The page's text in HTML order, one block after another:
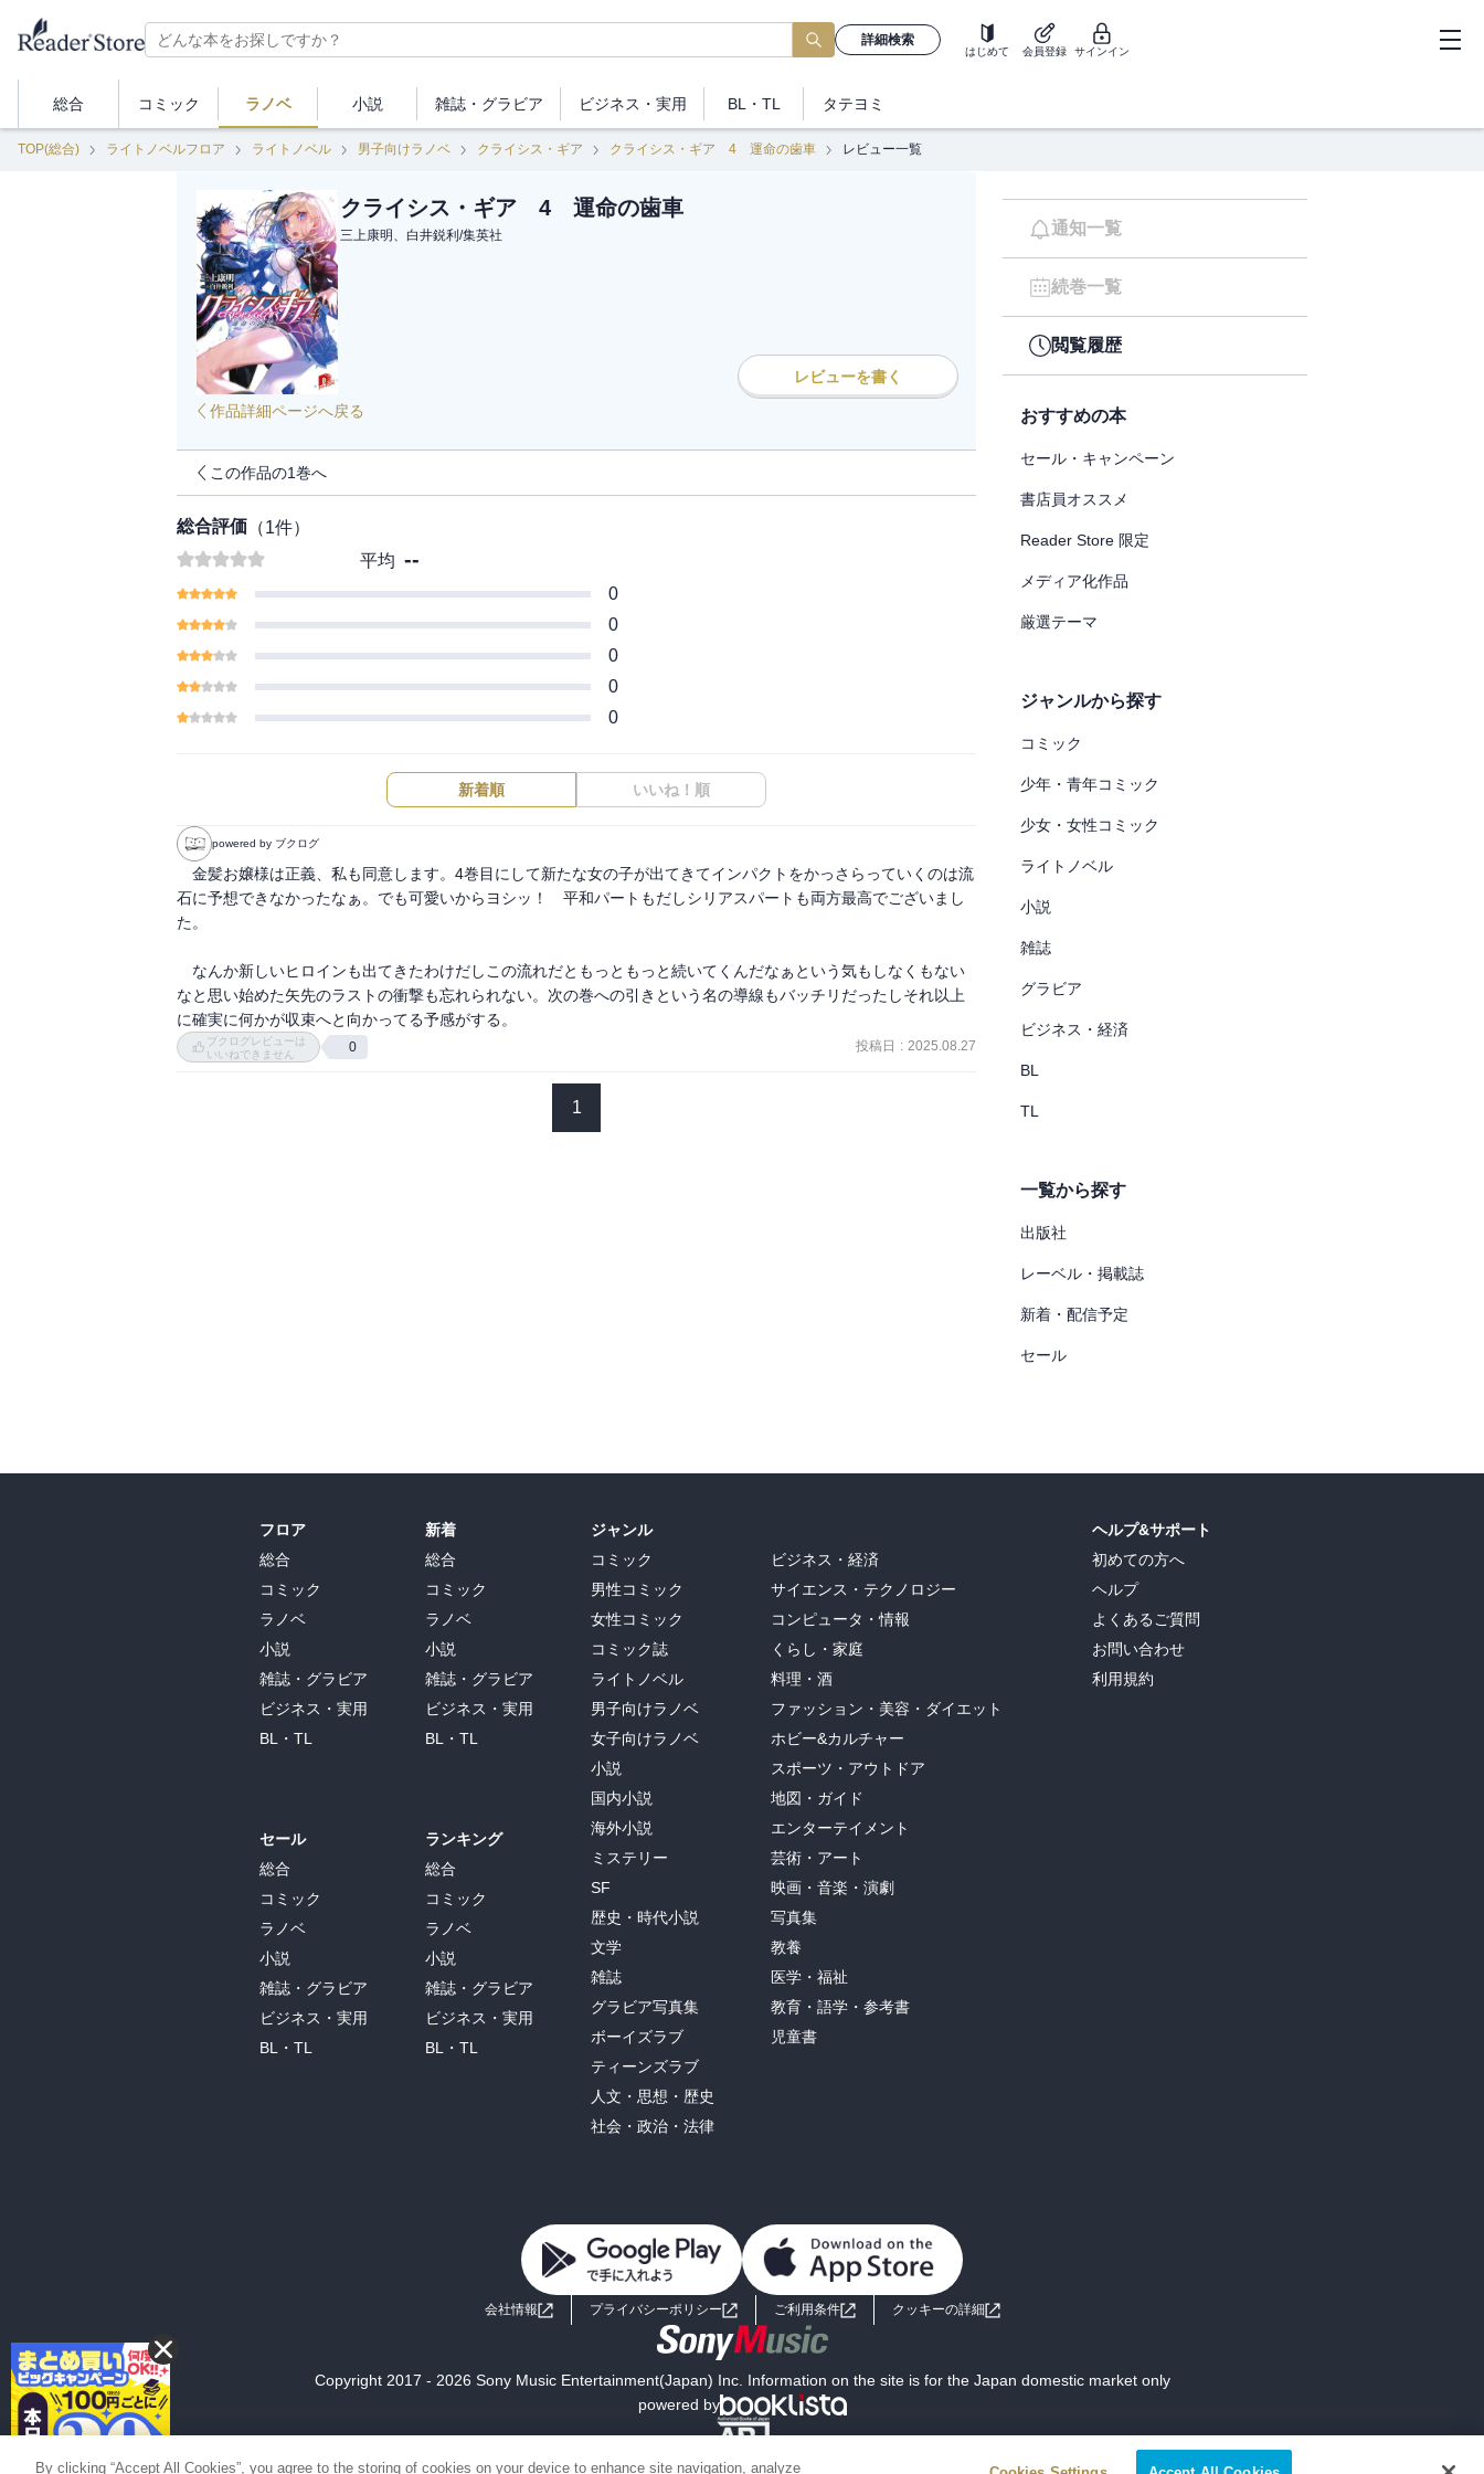
詳細検索
はじめて 会員登録 サインイン
総合 コミック ラノベ 小説 雑誌・ グラビア ビジネス ・実用 BL・TL タテヨミ
TOP(総合) ライトノベルフロア ライトノベル 男子向けラノベ クライシス・ギア クライシス・ギア 4 運命の歯車 レビュー一覧
クライシス・ギア 4 運命の歯車
三上康明、白井鋭利 /集英社
レビューを書く
作品詳細ページへ戻る
この作品の1巻へ
総合評価 （1件）
平均 --
0
0
0
0
0
新着順 いいね！順
powered by ブクログ
金髪お嬢様は正義、私も同意します。4巻目にして新たな女の子が出てきてインパクトをかっさらっていくのは流
石に予想できなかったなぁ。でも可愛いからヨシッ！　平和パートもだしシリアスパートも両方最高でございまし
た。
なんか新しいヒロインも出てきたわけだしこの流れだともっともっと続いてくんだなぁという気もしなくもない
なと思い始めた矢先のラストの衝撃も忘れられない。次の巻への引きという名の導線もバッチリだったしそれ以上
に確実に何かが収束へと向かってる予感がする。
ブクログレビューは
いいねできません
0 投稿日 : 2025.08.27
1
通知一覧
続巻一覧
閲覧履歴
おすすめの本
セール・キャンペーン
書店員オススメ
Reader Store 限定
メディア化作品
厳選テーマ
ジャンルから探す
コミック
少年・青年コミック
少女・女性コミック
ライトノベル
小説
雑誌
グラビア
ビジネス・経済
BL
TL
一覧から探す
出版社
レーベル・掲載誌
新着・配信予定
セール
フロア
総合
コミック
ラノベ
小説
雑誌・グラビア
ビジネス・実用
BL・TL
セール
総合
コミック
ラノベ
小説
雑誌・グラビア
ビジネス・実用
BL・TL
新着
総合
コミック
ラノベ
小説
雑誌・グラビア
ビジネス・実用
BL・TL
ランキング
総合
コミック
ラノベ
小説
雑誌・グラビア
ビジネス・実用
BL・TL
ジャンル
コミック
男性コミック
女性コミック
コミック誌
ライトノベル
男子向けラノベ
女子向けラノベ
小説
国内小説
海外小説
ミステリー
SF
歴史・時代小説
文学
雑誌
グラビア写真集
ボーイズラブ
ティーンズラブ
人文・思想・歴史
社会・政治・法律
ビジネス・経済
サイエンス・テクノロジー
コンピュータ・情報
くらし・家庭
料理・酒
ファッション・美容・ダイエット
ホビー&カルチャー
スポーツ・アウトドア
地図・ガイド
エンターテイメント
芸術・アート
映画・音楽・演劇
写真集
教養
医学・福祉
教育・語学・参考書
児童書
ヘルプ&サポート
初めての方へ
ヘルプ
よくあるご質問
お問い合わせ
利用規約
会社情報 プライバシーポリシー ご利用条件 クッキーの詳細
Copyright 2017 - 2026 Sony Music Entertainment(Japan) Inc. Information on the site is for the Japan domestic market only
powered by
By clicking “Accept All Cookies”, you agree to the storing of cookies on your device to enhance site navigation, analyze